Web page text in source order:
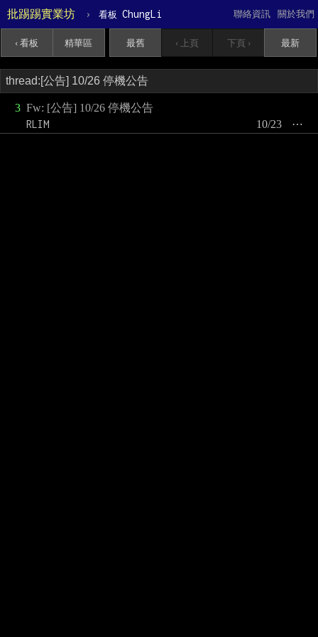
批踢踢實業坊 › 看板 ChungLi 關於我們
聯絡資訊
‹ 看板 精華區 最舊 ‹ 上頁 下頁 › 最新
3 Fw: [公告] 10/26 停機公告
RLIM
⋯
10/23